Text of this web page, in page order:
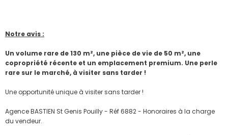
Notre avis :
Un volume rare de 130 m², une pièce de vie de 50 m², une
copropriété récente et un emplacement premium. Une perle
rare sur le marché, à visiter sans tarder !
Une opportunité unique à visiter sans tarder !
Agence BASTIEN St Genis Pouilly - Réf 6882 - Honoraires à la charge
du vendeur.